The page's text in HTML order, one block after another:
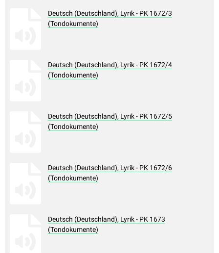
Deutsch (Deutschland), Lyrik - PK 1672/3
(Tondokumente)
Deutsch (Deutschland), Lyrik - PK 1672/4
(Tondokumente)
Deutsch (Deutschland), Lyrik - PK 1672/5
(Tondokumente)
Deutsch (Deutschland), Lyrik - PK 1672/6
(Tondokumente)
Deutsch (Deutschland), Lyrik - PK 1673
(Tondokumente)